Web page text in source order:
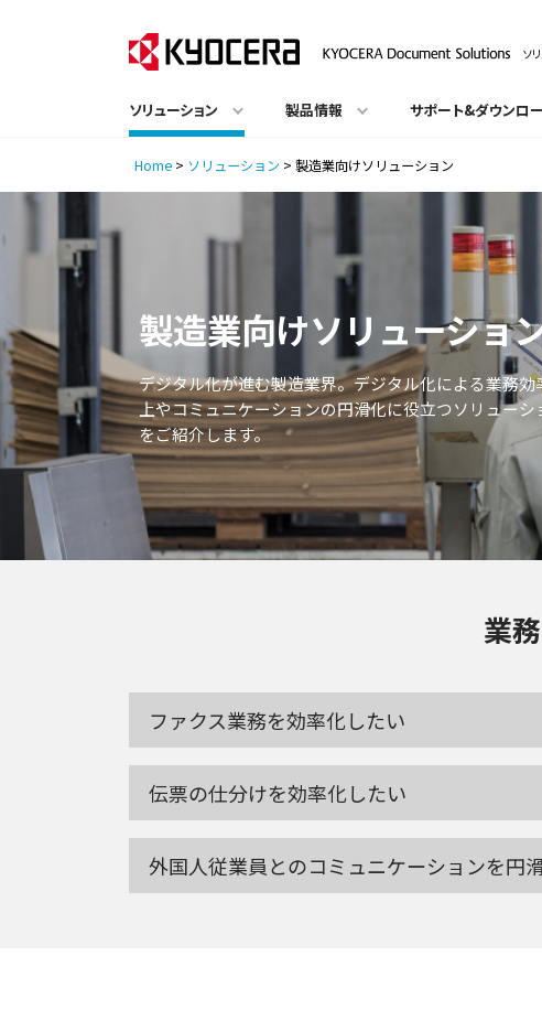
ソ
ソリューション 製品情報 サポート&ダウンロ
Home > ソリューション > 製造業向けソリューション
製造業向けソリューショ
デジタル化が進む製造業界。デジタル化による業務効
上やコミュニケーションの円滑化に役立つソリューシ
をご紹介します。
業
ファクス業務を効率化したい
伝票の仕分けを効率化したい
外国人従業員とのコミュニケーションを円